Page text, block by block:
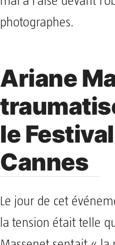
photographes.
Ariane
le
Cannes
Le jour de cet
la tension était telle